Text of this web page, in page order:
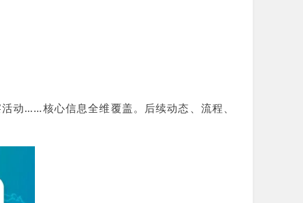
动……核心信息全维覆盖。后续动态、流程、